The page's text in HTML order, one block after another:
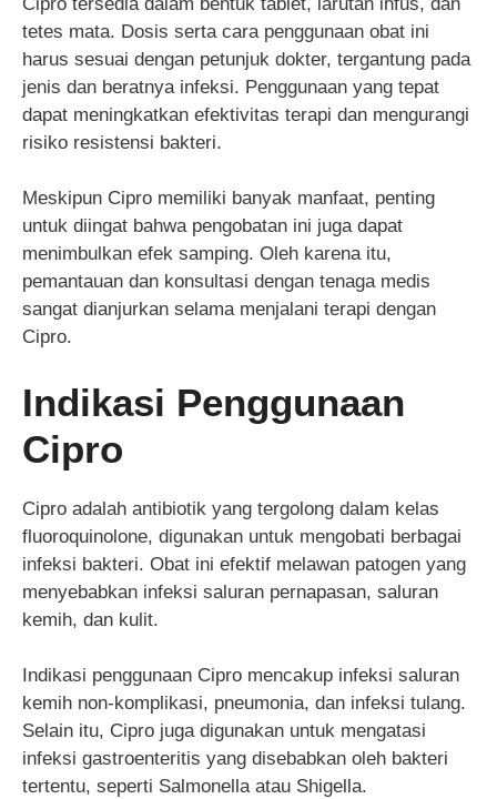
tetes mata. Dosis serta cara penggunaan obat ini
harus sesuai dengan petunjuk dokter, tergantung pada
jenis dan beratnya infeksi. Penggunaan yang tepat
dapat meningkatkan efektivitas terapi dan mengurangi
risiko resistensi bakteri.
Meskipun Cipro memiliki banyak manfaat, penting
untuk diingat bahwa pengobatan ini juga dapat
menimbulkan efek samping. Oleh karena itu,
pemantauan dan konsultasi dengan tenaga medis
sangat dianjurkan selama menjalani terapi dengan
Cipro.
Indikasi Penggunaan
Cipro
Cipro adalah antibiotik yang tergolong dalam kelas
fluoroquinolone, digunakan untuk mengobati berbagai
infeksi bakteri. Obat ini efektif melawan patogen yang
menyebabkan infeksi saluran pernapasan, saluran
kemih, dan kulit.
Indikasi penggunaan Cipro mencakup infeksi saluran
kemih non-komplikasi, pneumonia, dan infeksi tulang.
Selain itu, Cipro juga digunakan untuk mengatasi
infeksi gastroenteritis yang disebabkan oleh bakteri
tertentu, seperti Salmonella atau Shigella.